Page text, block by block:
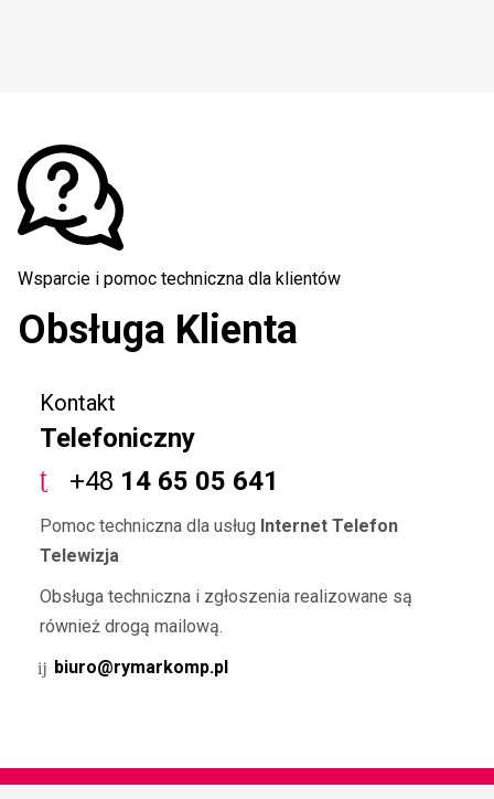
Wsparcie i pomoc techniczna dla klientów
Obsługa Klienta
Kontakt
Telefoniczny
+48 14 65 05 641
Pomoc techniczna dla usług Internet Telefon
Telewizja
Obsługa techniczna i zgłoszenia realizowane są
również drogą mailową.
biuro@rymarkomp.pl